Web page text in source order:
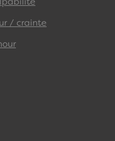
/ crainte